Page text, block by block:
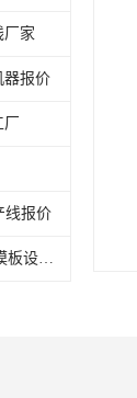
厂家
器报价
线报价
镇江PP中空塑料建筑模板设备工厂